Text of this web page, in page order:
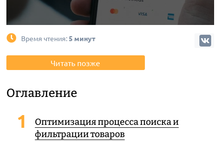
Время чтения:5 минут
Читать позже
Оглавление
Оптимизация процесса поиска и
фильтрации товаров